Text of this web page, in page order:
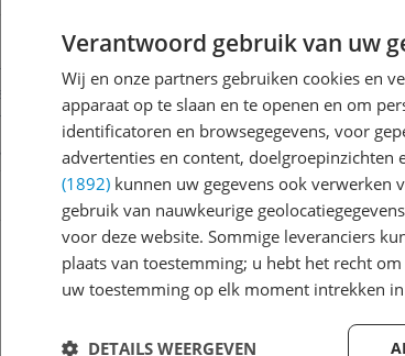
kenmerken
5949066524080
Verantwoord gebruik van uw
Wij en onze partners gebruiken cookies en
apparaat op te slaan en te openen en om
identificatoren en browsegegevens, voor
advertenties en content, doelgroepinzichten
(1892) kunnen uw gegevens ook verwerken
gebruik van nauwkeurige
voor deze website. Sommige leveranciers
plaats van toestemming; u hebt het recht
uw toestemming op elk moment intrekken in
DETAILS WEERGEVEN